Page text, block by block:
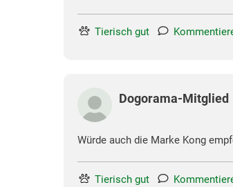
Tierisch gut
Dogorama-Mitglied
Würde auch die Marke Kong
Tierisch gut